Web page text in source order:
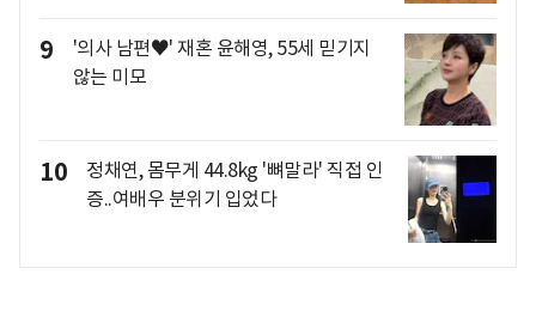
9
'의사 남편♥' 재혼 윤해영, 55세 믿기지
않는 미모
10
정채연, 몸무게 44.8kg '뼈말라' 직접 인
증..여배우 분위기 입었다